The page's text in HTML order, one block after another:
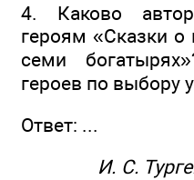
4. Каково
героям «Сказки о
семи
героев по выбору
Ответ: ...
И. С.